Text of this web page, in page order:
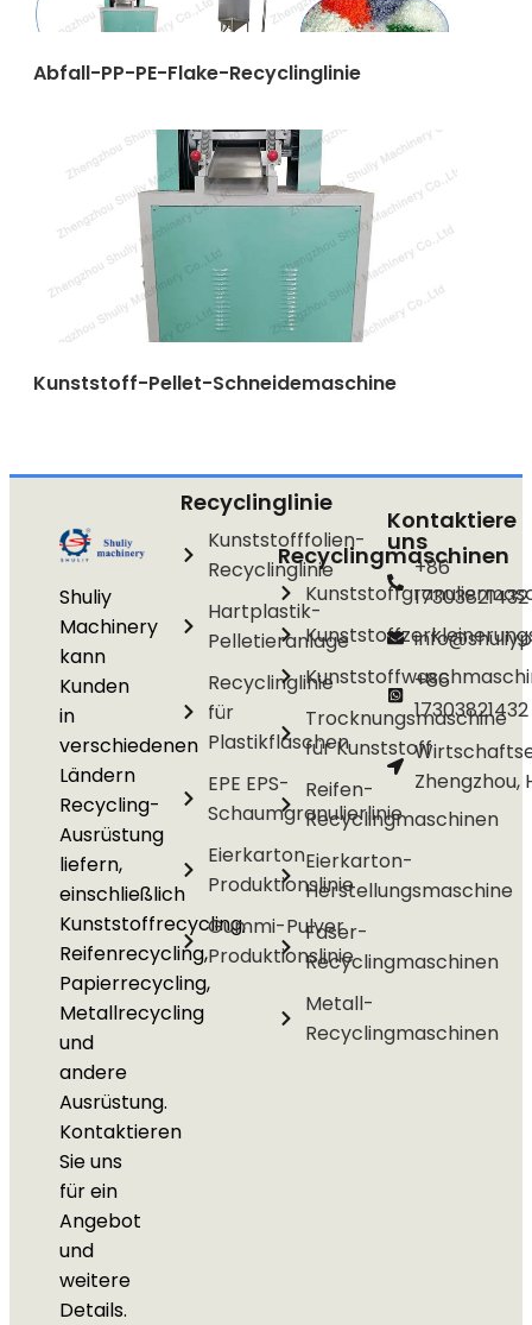
Abfall-PP-PE-Flake-Recyclinglinie
Kunststoff-Pellet-Schneidemaschine
Shuliy
Machinery
kann
Kunden
in
verschiedenen
Ländern
Recycling-
Ausrüstung
liefern,
einschließlich
Kunststoffrecycling,
Reifenrecycling,
Papierrecycling,
Metallrecycling
und
andere
Ausrüstung.
Kontaktieren
Sie uns
für ein
Angebot
und
weitere
Details.
Recyclinglinie
Kunststofffolien-
Recyclinglinie
Hartplastik-
Pelletieranlage
Recyclinglinie
für
Plastikflaschen
EPE EPS-
Schaumgranulierlinie
Eierkarton
Produktionslinie
Gummi-Pulver
Produktionslinie
Recyclingmaschinen
Trocknungsmaschine
für Kunststoff
Reifen-
Recyclingmaschinen
Eierkarton-
Herstellungsmaschine
Faser-
Recyclingmaschinen
Metall-
Recyclingmaschinen
Kontaktiere
uns
+86
17303821432
+86
17303821432
Zhengzhou,